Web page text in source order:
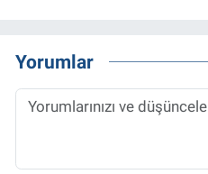
Yorumlar